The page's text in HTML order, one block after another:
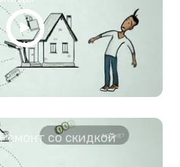
со скидкой